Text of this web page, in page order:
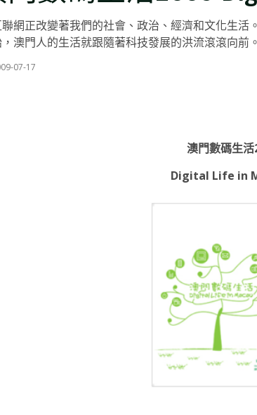
聯網正改變著我們的社會、政治、經濟和文化生活
澳門人的生活就跟隨著科技發展的洪流滾滾向前。
07-17
澳門數碼生活
Digital Life in
最新消息